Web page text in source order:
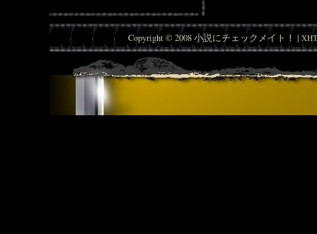
Copyright © 2008 小説にチェックメイト！ |